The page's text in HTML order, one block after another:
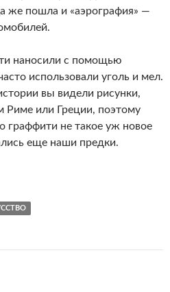
же пошла и «аэрография» —
наносили с помощью
использовали уголь и мел.
вы видели рисунки,
Риме или Греции, поэтому
граффити не такое уж новое
еще наши предки.